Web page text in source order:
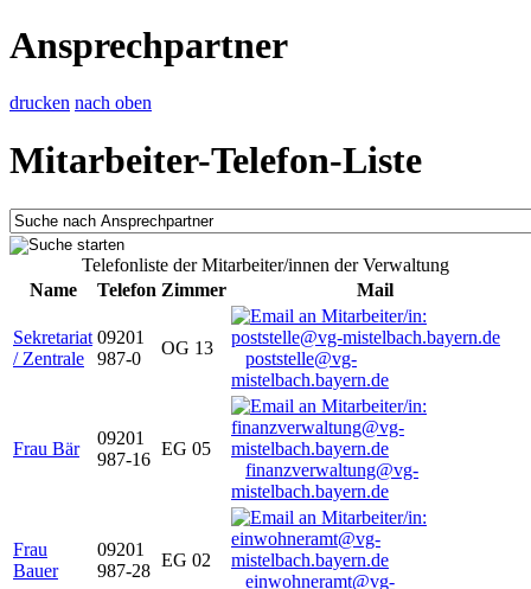
Ansprechpartner
drucken nach oben
Mitarbeiter-Telefon-Liste
Telefonliste der Mitarbeiter/innen der Verwaltung
Name
Telefon Zimmer Mail
Sekretariat
/ Zentrale
09201
987-0
OG 13
poststelle@vg-
mistelbach.bayern.de
Frau Bär
09201
987-16
EG 05
finanzverwaltung@vg-
mistelbach.bayern.de
Frau
Bauer
09201
987-28
EG 02
einwohneramt@vg-